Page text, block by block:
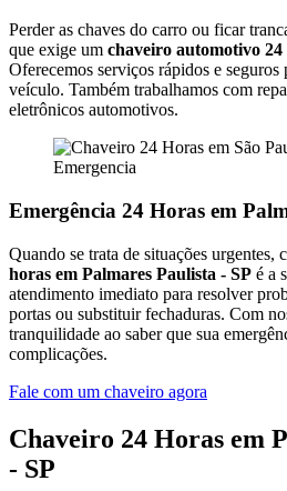
Perder as chaves do carro ou ficar
que exige um chaveiro automotivo
Oferecemos serviços rápidos e seguros
veículo. Também trabalhamos com
eletrônicos automotivos.
Emergência 24 Horas em
Quando se trata de situações urgentes,
horas em Palmares Paulista - SP é a
atendimento imediato para resolver
portas ou substituir fechaduras. Com
tranquilidade ao saber que sua
complicações.
Fale com um chaveiro agora
Chaveiro 24 Horas em
- SP